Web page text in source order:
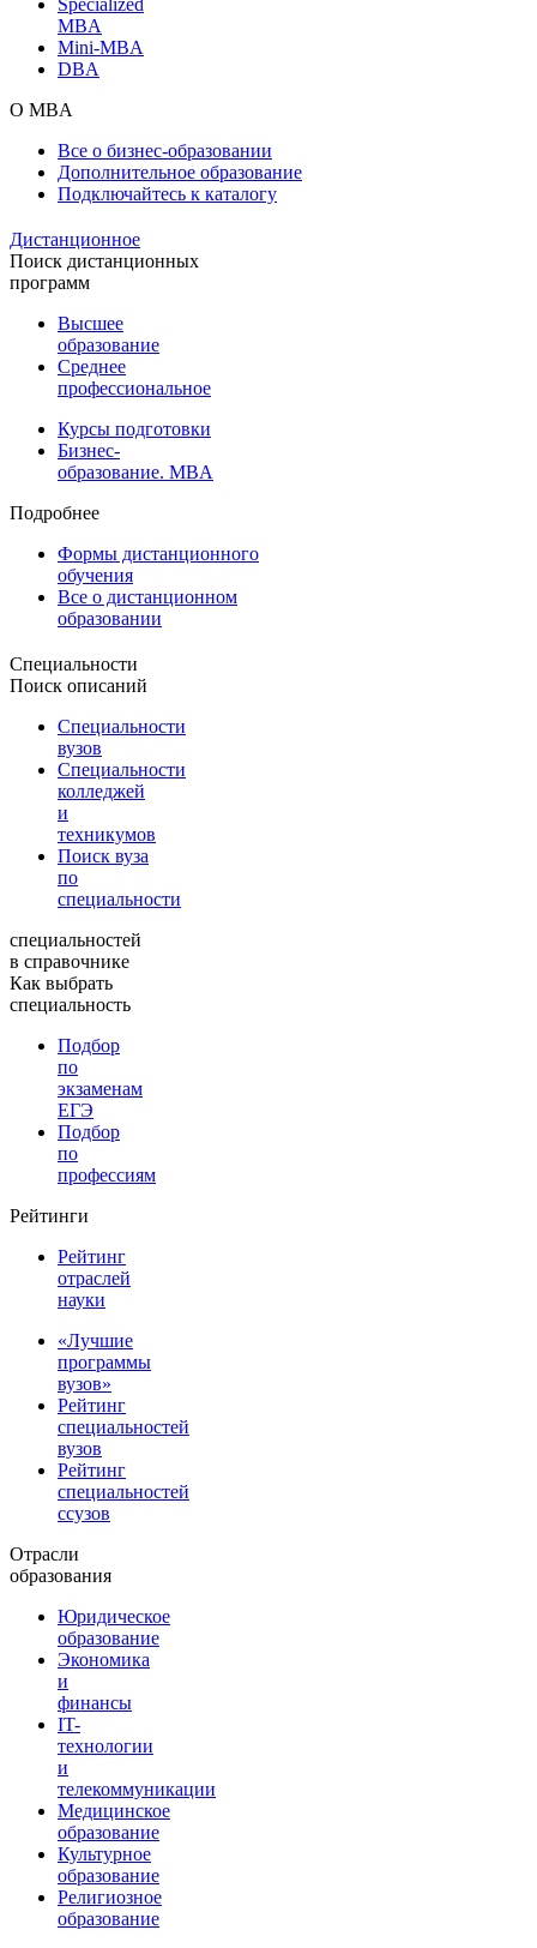
MBA
Mini-MBA
DBA
О MBA
Все о бизнес-образовании
Дополнительное образование
Подключайтесь к каталогу
Дистанционное
Поиск дистанционных
программ
Высшее
образование
Среднее
профессиональное
Курсы подготовки
Бизнес-
образование. MBA
Подробнее
Формы дистанционного
обучения
Все о дистанционном
образовании
Специальности
Поиск описаний
Специальности
вузов
Специальности
колледжей
и
техникумов
Поиск вуза
по
специальности
специальностей
в справочнике
Как выбрать
специальность
Подбор
по
экзаменам
ЕГЭ
Подбор
по
профессиям
Рейтинги
Рейтинг
отраслей
науки
«Лучшие
программы
вузов»
Рейтинг
специальностей
вузов
Рейтинг
специальностей
ссузов
Отрасли
образования
Юридическое
образование
Экономика
и
финансы
IT-
технологии
и
телекоммуникации
Медицинское
образование
Культурное
образование
Религиозное
образование